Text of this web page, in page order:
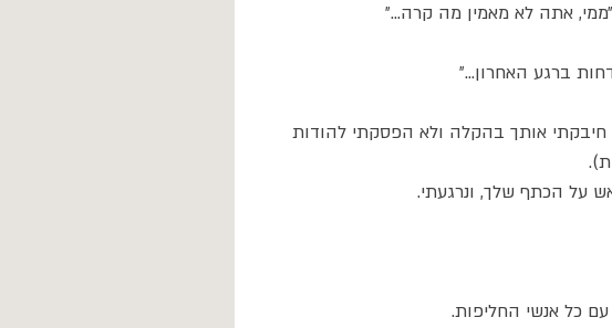
אתה לא מאמין מה קרה...״
ברגע האחרון...״
האמנתי למשמע אוזניי. הלב שלי טס על 120. חיבקתי אותך בהקלה ולא הפסקתי להודות
על הכתף שלך, ונרגעתי.
כל אנשי החליפות.